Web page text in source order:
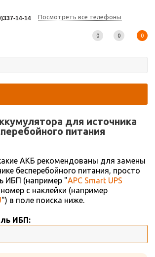
14-14 Посмотреть все телефоны
0 0 0
для источника
питания
АКБ рекомендованы для замены
бесперебойного питания, просто
ИБП (например "APC Smart UPS
с наклейки (например
") в поле поиска ниже.
ИБП: